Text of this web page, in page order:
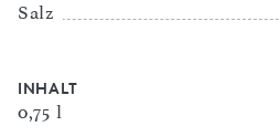
Salz
INHALT
0,75 l